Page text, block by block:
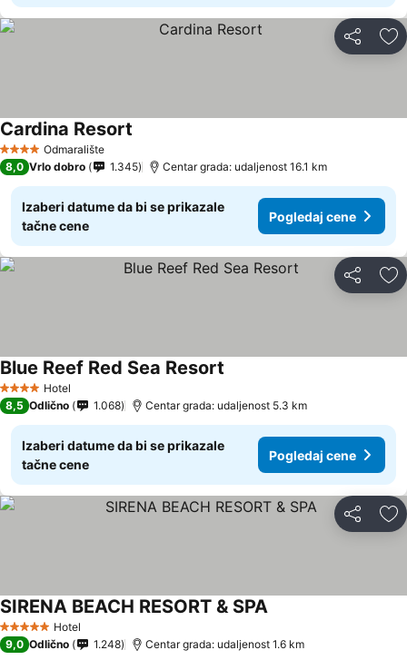
Deli
4 ZvezdiceOdmaralište
Cardina Resort
8,0 Vrlo dobro 1.345 Centar grada: udaljenost 16.1 km
Izaberi datume da bi se prikazale
tačne cene
Pogledaj cene
Deli
4 ZvezdiceHotel
Blue Reef Red Sea Resort
8,5 Odlično 1.068 Centar grada: udaljenost 5.3 km
Izaberi datume da bi se prikazale
tačne cene
Pogledaj cene
Deli
5 ZvezdiceHotel
SIRENA BEACH RESORT & SPA
9,0 Odlično 1.248 Centar grada: udaljenost 1.6 km